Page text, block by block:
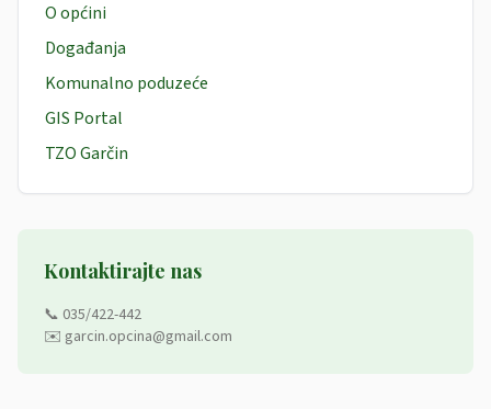
O općini
Događanja
Komunalno poduzeće
GIS Portal
TZO Garčin
Kontaktirajte nas
📞 035/422-442
✉️ garcin.opcina@gmail.com